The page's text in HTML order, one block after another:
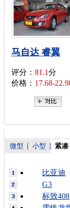
马自达 睿翼
评分： 81.1分
价格： 17.68-
微型 小型 紧凑
比亚迪
G3
标致408